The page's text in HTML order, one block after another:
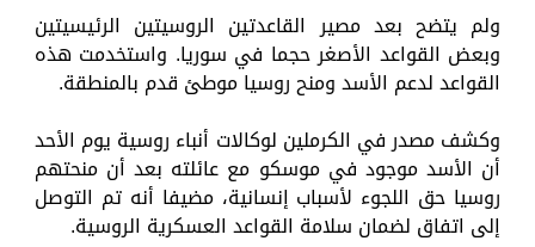
ولم يتضح بعد مصير القاعدتين الروسيتين الرئيسيتين
وبعض القواعد الأصغر حجما في سوريا. واستخدمت هذه
القواعد لدعم الأسد ومنح روسيا موطئ قدم بالمنطقة.
وكشف مصدر في الكرملين لوكالات أنباء روسية يوم الأحد
أن الأسد موجود في موسكو مع عائلته بعد أن منحتهم
روسيا حق اللجوء لأسباب إنسانية، مضيفا أنه تم التوصل
إلى اتفاق لضمان سلامة القواعد العسكرية الروسية.